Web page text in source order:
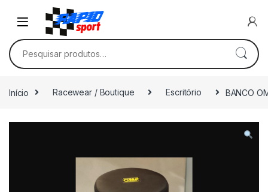
Skip to navigation
Skip to content
Pesquisar por:
Início Racewear / Boutique Escritório BANCO